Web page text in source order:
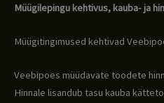
Müügilepingu kehtivus, kauba- ja
Müügitingimused kehtivad
Veebipoes müüdavate toodete
Hinnale lisandub tasu kauba